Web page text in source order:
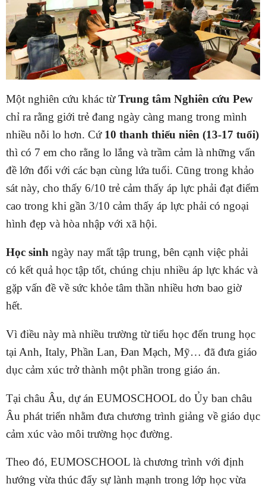
Một nghiên cứu khác từTrung tâm Nghiên cứu Pew
chỉ ra rằng giới trẻ đang ngày càng mang trong mình
nhiều nỗi lo hơn. Cứ 10 thanh thiếu niên (13-17 tuổi)
thì có 7 em cho rằng lo lắng và trầm cảm là những vấn
đề lớn đối với các bạn cùng lứa tuổi. Cũng trong khảo
sát này, cho thấy 6/10 trẻ cảm thấy áp lực phải đạt điểm
cao trong khi gần 3/10 cảm thấy áp lực phải có ngoại
hình đẹp và hòa nhập với xã hội.
Học sinh ngày nay mất tập trung, bên cạnh việc phải
có kết quả học tập tốt, chúng chịu nhiều áp lực khác và
gặp vấn đề về sức khỏe tâm thần nhiều hơn bao giờ
hết.
Vì điều này mà nhiều trường từ tiểu học đến trung học
tại Anh, Italy, Phần Lan, Đan Mạch, Mỹ… đã đưa giáo
dục cảm xúc trở thành một phần trong giáo án.
Tại châu Âu, dự án EUMOSCHOOL do Ủy ban châu
Âu phát triển nhằm đưa chương trình giảng về giáo dục
cảm xúc vào môi trường học đường.
Theo đó, EUMOSCHOOL là chương trình với định
hướng vừa thúc đẩy sự lành mạnh trong lớp học vừa